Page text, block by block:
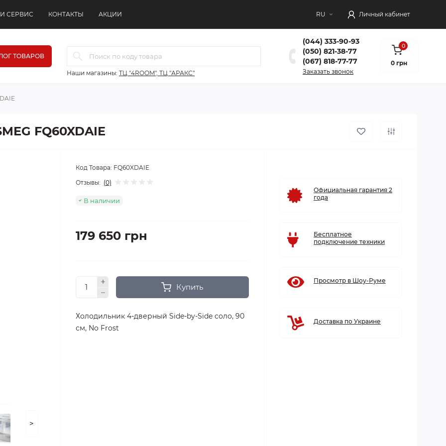
СЕРВИС КОНТАКТЫ АКЦИИ RU Личный кабинет
ТОВАРОВ
Наши магазины: ТЦ "4ROOM", ТЦ "АРАКС"
(044) 333-90-93
(050) 821-38-77
(067) 818-77-77
Заказать звонок
0
0 грн
FQ60XDAIE
>
Код Товара: FQ60XDAIE
Отзывы: (0)
В наличии
179 650 грн
Купить
Холодильник 4-дверный Side-by-Side соло, 90
см, No Frost
Официальная гарантия 2
года
Бесплатное
подключение техники
Просмотр в Шоу-Руме
Доставка по Украине